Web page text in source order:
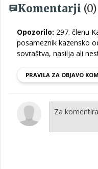
Komentarji (0)
Opozorilo: 297. členu
posameznik kazensko
sovraštva, nasilja ali
PRAVILA ZA OBJAVO